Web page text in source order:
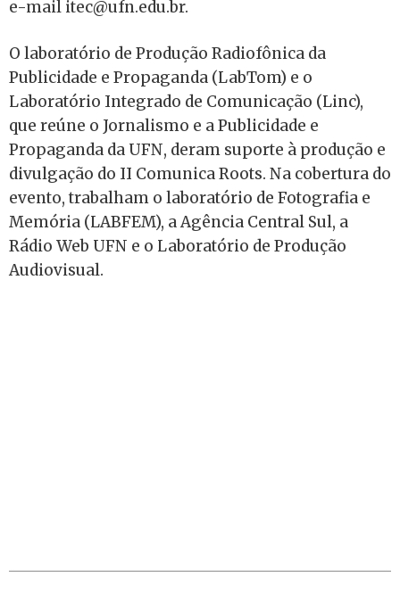
e-mail itec@ufn.edu.br.
O laboratório de Produção Radiofônica da
Publicidade e Propaganda (LabTom) e o
Laboratório Integrado de Comunicação (Linc),
que reúne o Jornalismo e a Publicidade e
Propaganda da UFN, deram suporte à produção e
divulgação do II Comunica Roots. Na cobertura do
evento, trabalham o laboratório de Fotografia e
Memória (LABFEM), a Agência Central Sul, a
Rádio Web UFN e o Laboratório de Produção
Audiovisual.